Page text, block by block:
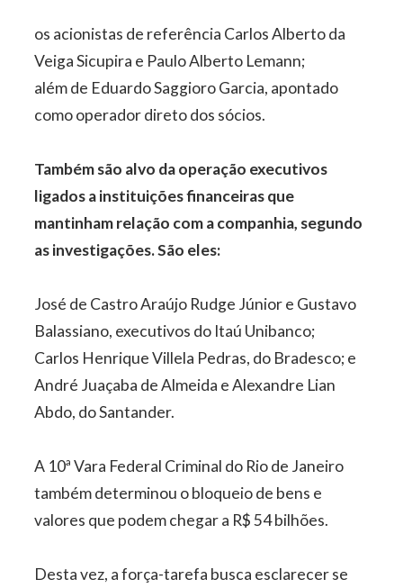
os acionistas de referência Carlos Alberto da
Veiga Sicupira e Paulo Alberto Lemann;
além de Eduardo Saggioro Garcia, apontado
como operador direto dos sócios.
Também são alvo da operação executivos
ligados a instituições financeiras que
mantinham relação com a companhia, segundo
as investigações. São eles:
José de Castro Araújo Rudge Júnior e Gustavo
Balassiano, executivos do Itaú Unibanco;
Carlos Henrique Villela Pedras, do Bradesco; e
André Juaçaba de Almeida e Alexandre Lian
Abdo, do Santander.
A 10ª Vara Federal Criminal do Rio de Janeiro
também determinou o bloqueio de bens e
valores que podem chegar a R$ 54 bilhões.
Desta vez, a força-tarefa busca esclarecer se